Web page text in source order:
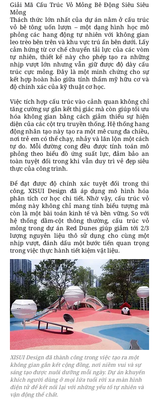
Giải Mã Cấu Trúc Vỏ Mỏng Bê Động Siêu Siêu
Mỏng
Thách thức lớn nhất của dự án nằm ở cấu trúc
vỏ bê tông uốn lượn – một dạng hình học mô
phỏng các hang động tự nhiên với không gian
leo trèo bên trên và khu vực trú ẩn bên dưới. Lấy
cảm hứng từ cơ chế chuyển tải lực của các vòm
tự nhiên, thiết kế này cho phép tạo ra những
nhịp vượt lớn nhưng vẫn giữ được độ dày cấu
trúc cực mỏng. Đây là một minh chứng cho sự
kết hợp hoàn hảo giữa tính thẩm mỹ hữu cơ và
độ chính xác của kỹ thuật cơ học.
Việc tích hợp cấu trúc vào cảnh quan không chỉ
tăng cường sự gắn kết thị giác mà còn giúp tối ưu
hóa không gian bằng cách giảm thiểu sự hiện
diện của các cột trụ truyền thống. Hệ thống hang
động nhân tạo này tạo ra một mê cung đa chiều,
nơi trẻ em có thể chạy, nhảy và lăn lộn một cách
tự do. Mỗi đường cong đều được tính toán mô
phỏng theo biểu đồ ứng suất lực, đảm bảo an
toàn tuyệt đối trong khi vẫn duy trì vẻ đẹp siêu
thực của công trình.
Để đạt được độ chính xác tuyệt đối trong thi
công, XISUI Design đã áp dụng mô hình hóa
phân tích cơ học chi tiết. Nhờ vậy, cấu trúc vỏ
mỏng này không chỉ mang tính biểu tượng mà
còn là một bài toán kinh tế và bền vững. So với
hệ thống dầm-cột thông thường, cấu trúc vỏ
mỏng trong dự án Red Dunes giúp giảm tới 2/3
lượng nguyên liệu thô sử dụng cho cùng một
nhịp vượt, đánh dấu một bước tiến quan trọng
trong việc thực hành tiết kiệm vật liệu.
XISUI Design đã thành công trong việc tạo ra một
không gian gắn kết cộng đồng, nơi niềm vui và sự
sáng tạo được nuôi dưỡng mỗi ngày. Dự án khuyến
khích người dùng ở mọi lứa tuổi rời xa màn hình
điện tử để kết nối lại với những yếu tố tự nhiên và
vận động thể chất.